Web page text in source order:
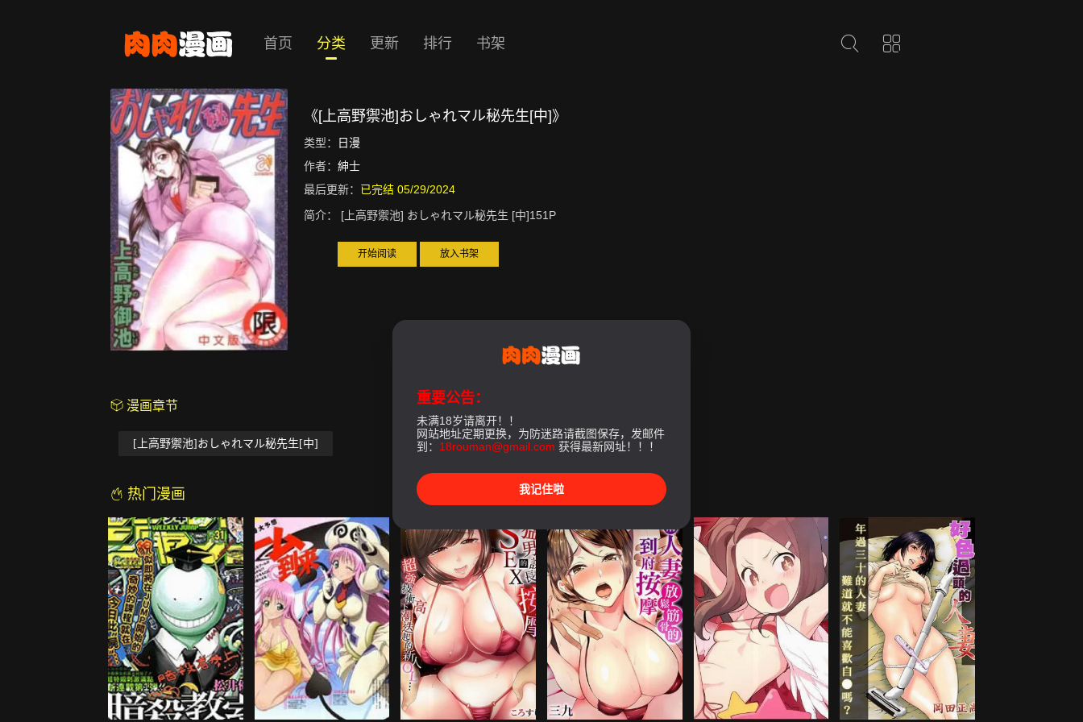
首页 分类 更新 排行 书架
《[上高野禦池]おしゃれマル秘先生[中]》
类型：
日漫
作者： 紳士
最后更新： 已完结 05/29/2024
简介：
[上高野禦池] おしゃれマル秘先生 [中]151P
开始阅读 放入书架
漫画章节
[上高野禦池]おしゃれマル秘先生[中]
热门漫画
重要公告：
未满18岁请离开！！
网站地址定期更换，为防迷路请截图保存，发邮件
到： 18rouman@gmail.com 获得最新网址！！！
我记住啦